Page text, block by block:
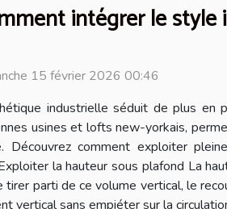
intégrer le
15 février 2026 00:46
industrielle séduit de plus
usines et lofts new-yorkais,
Découvrez comment exploiter
la hauteur sous plafond La
tirer parti de ce volume vertical, le
vertical sans empiéter sur la